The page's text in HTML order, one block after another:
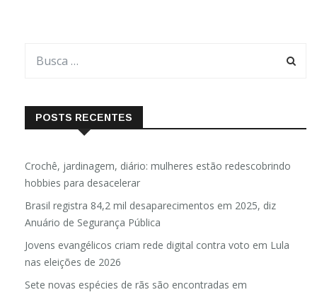
POSTS RECENTES
Crochê, jardinagem, diário: mulheres estão redescobrindo
hobbies para desacelerar
Brasil registra 84,2 mil desaparecimentos em 2025, diz
Anuário de Segurança Pública
Jovens evangélicos criam rede digital contra voto em Lula
nas eleições de 2026
Sete novas espécies de rãs são encontradas em